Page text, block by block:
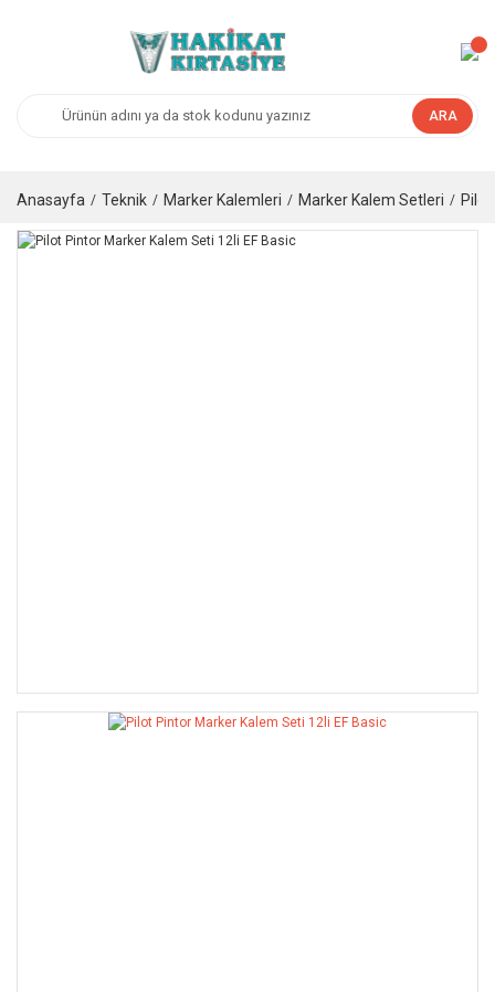
ARA
Anasayfa Teknik Marker Kalemleri Marker Kalem Setleri